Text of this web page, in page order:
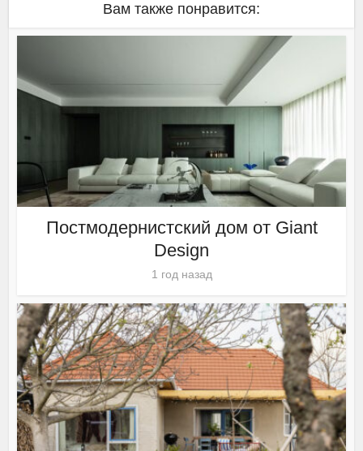
Вам также понравится:
Постмодернистский дом от Giant
Design
1 год назад